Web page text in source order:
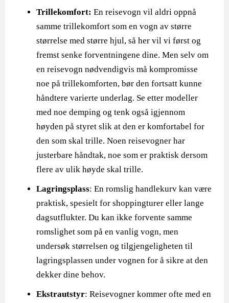
Trillekomfort:En reisevogn vil aldri oppnå
samme trillekomfort som en vogn av større
størrelse med større hjul, så her vil vi først og
fremst senke forventningene dine. Men selv om
en reisevogn nødvendigvis må kompromisse
noe på trillekomforten, bør den fortsatt kunne
håndtere varierte underlag. Se etter modeller
med noe demping og tenk også igjennom
høyden på styret slik at den er komfortabel for
den som skal trille. Noen reisevogner har
justerbare håndtak, noe som er praktisk dersom
flere av ulik høyde skal trille.
Lagringsplass: En romslig handlekurv kan være
praktisk, spesielt for shoppingturer eller lange
dagsutflukter. Du kan ikke forvente samme
romslighet som på en vanlig vogn, men
undersøk størrelsen og tilgjengeligheten til
lagringsplassen under vognen for å sikre at den
dekker dine behov.
Ekstrautstyr: Reisevogner kommer ofte med en